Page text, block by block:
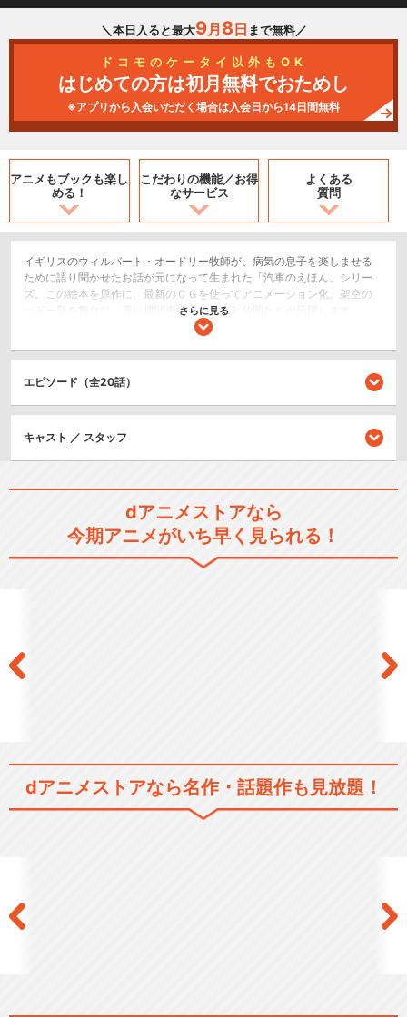
＼本日入ると最大9月 8日 まで無料／
ドコモのケータイ以外もOK
はじめての方は初月無料でおためし
※アプリから入会いただく場合は入会日から14日間無料
アニメもブックも楽し
める！
こだわりの機能／お得
なサービス
よくある
質問
イギリスのウィルバート・オードリー牧師が、病気の息子を楽しませる
ために語り聞かせたお話が元になって生まれた「汽車のえほん」シリー
ズ。この絵本を原作に、最新のＣＧを使ってアニメーション化。架空の
ソドー島を舞台に、青い機関車のトーマスと仲間たちが活躍します。
日常/ほのぼの
シリーズ／関連のアニメ作品
きかんしゃトーマス（シリー
きかんしゃトーマス（シリー
きかんしゃトーマス（シリー
ズ4）
さらに見る
エピソード（全20話）
キャスト ／ スタッフ
dアニメストアなら
今期アニメがいち早く見られる！
dアニメストアなら名作・話題作も見放題！